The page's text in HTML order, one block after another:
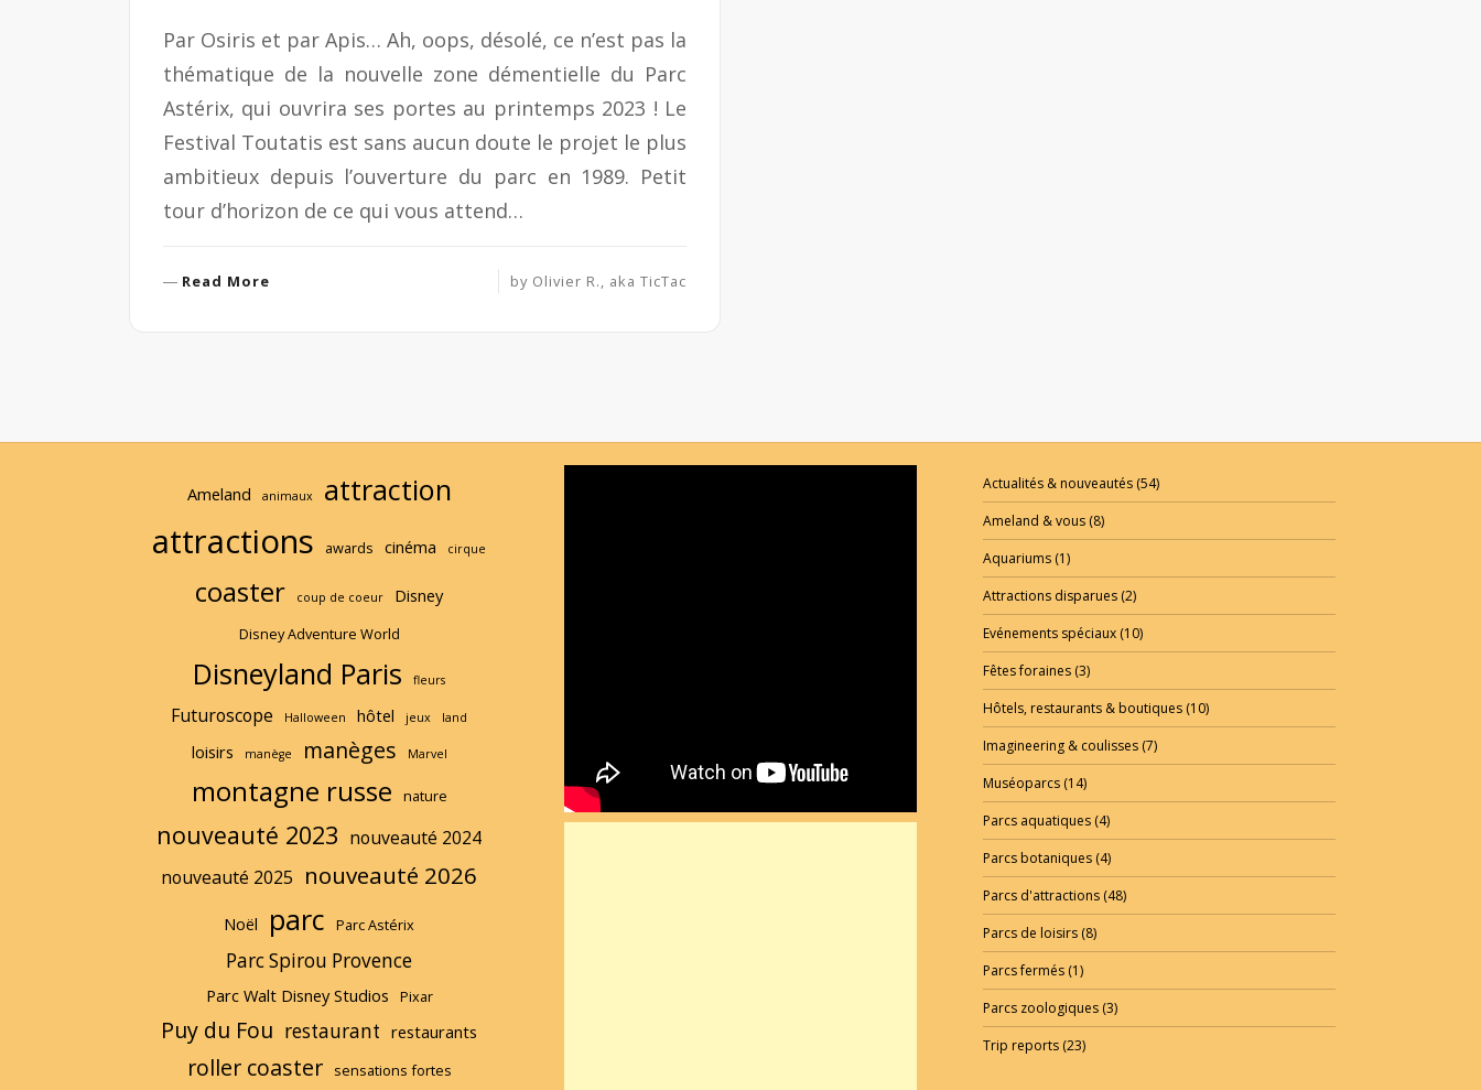
Par Osiris et par Apis… Ah, oops, désolé, ce n’est pas la
thématique de la nouvelle zone démentielle du Parc
Astérix, qui ouvrira ses portes au printemps 2023 ! Le
Festival Toutatis est sans aucun doute le projet le plus
ambitieux depuis l’ouverture du parc en 1989. Petit
tour d’horizon de ce qui vous attend…
Read More by Olivier R., aka TicTac
Ameland animaux attraction
attractions awards cinéma cirque
coaster coup de coeur Disney
Disney Adventure World
Disneyland Paris fleurs
Futuroscope Halloween hôtel jeux land
loisirs manège manèges Marvel
montagne russe nature
nouveauté 2023 nouveauté 2024
nouveauté 2025 nouveauté 2026
Noël parc Parc Astérix
Parc Spirou Provence
Parc Walt Disney Studios Pixar
Puy du Fou restaurant restaurants
roller coaster sensations fortes
Actualités & nouveautés (54)
Ameland & vous (8)
Aquariums (1)
Attractions disparues (2)
Evénements spéciaux (10)
Fêtes foraines (3)
Hôtels, restaurants & boutiques (10)
Imagineering & coulisses (7)
Muséoparcs (14)
Parcs aquatiques (4)
Parcs botaniques (4)
Parcs d'attractions (48)
Parcs de loisirs (8)
Parcs fermés (1)
Parcs zoologiques (3)
Trip reports (23)